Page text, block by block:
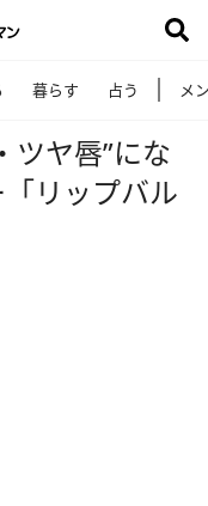
暮らす 占う メ
ツヤ唇”にな
リップバル